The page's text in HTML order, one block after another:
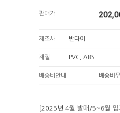
판매가
제조사 반다이
재질 PVC, ABS
배송비안내 배송비
[2025년 4월 발매/5~6월 입